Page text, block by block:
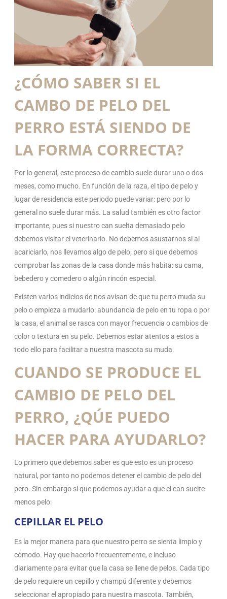
¿CÓMO SABER SI EL
CAMBO DE PELO DEL
PERRO ESTÁ SIENDO DE
LA FORMA CORRECTA?
Por lo general, este proceso de cambio suele durar uno o dos
meses, como mucho. En función de la raza, el tipo de pelo y
lugar de residencia este periodo puede variar: pero por lo
general no suele durar más. La salud también es otro factor
importante, pues si nuestro can suelta demasiado pelo
debemos visitar el veterinario. No debemos asustarnos si al
acariciarlo, nos llevamos algo de pelo; pero si que debemos
comprobar las zonas de la casa donde más habita: su cama,
bebedero y comedero o algún rincón especial.
Existen varios indicios de nos avisan de que tu perro muda su
pelo o empieza a mudarlo: abundancia de pelo en tu ropa o por
la casa, el animal se rasca con mayor frecuencia o cambios de
color o textura en su pelo. Debemos estar atentos a estos a
todo ello para facilitar a nuestra mascota su muda.
CUANDO SE PRODUCE EL
CAMBIO DE PELO DEL
PERRO, ¿QÚE PUEDO
HACER PARA AYUDARLO?
Lo primero que debemos saber es que esto es un proceso
natural, por tanto no podemos detener el cambio de pelo del
pero. Sin embargo si que podemos ayudar a que el can suelte
menos pelo:
CEPILLAR EL PELO
Es la mejor manera para que nuestro perro se sienta limpio y
cómodo. Hay que hacerlo frecuentemente, e incluso
diariamente para evitar que la casa se llene de pelos. Cada tipo
de pelo requiere un cepillo y champú diferente y debemos
seleccionar el apropiado para nuestra mascota. También,